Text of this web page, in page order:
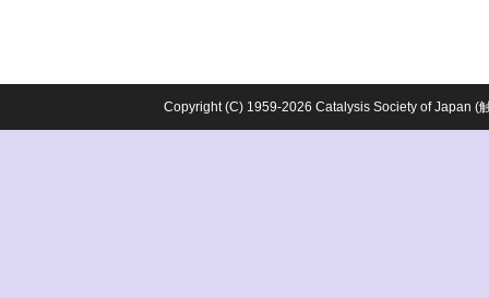
Copyright (C) 1959-2026 Catalysis Society of Japan (